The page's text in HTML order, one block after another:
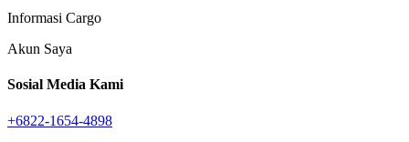
Informasi Cargo
Akun Saya
Sosial Media Kami
+6822-1654-4898